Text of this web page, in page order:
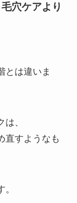
穴ケアより
とは違いま
、
直すようなも